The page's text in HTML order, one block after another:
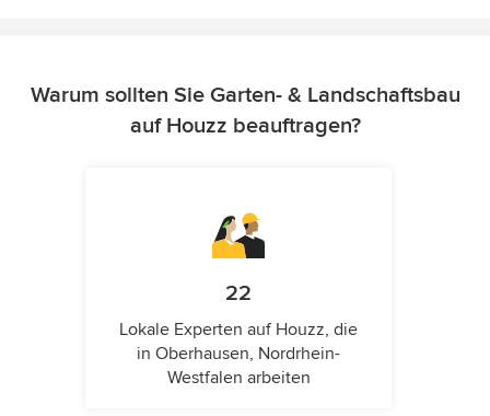
Warum sollten Sie Garten- & Landschaftsbau
auf Houzz beauftragen?
22
Lokale Experten auf Houzz, die
in Oberhausen, Nordrhein-
Westfalen arbeiten